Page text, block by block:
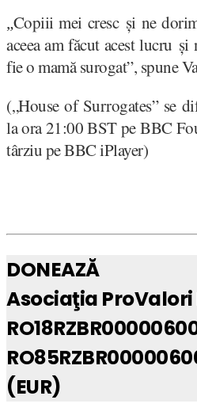
„Copiii mei cresc și ne
aceea am făcut acest lucru
fie o mamă surogat”, spune
(„House of Surrogates” se
la ora 21:00 BST pe BBC
târziu pe BBC iPlayer)
DONEAZĂ
Asociaţia
(EUR)